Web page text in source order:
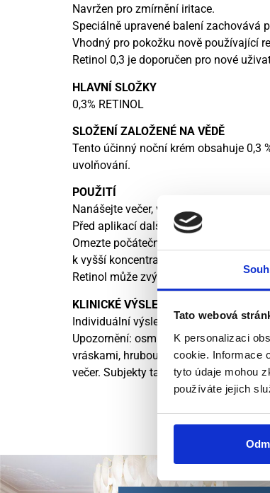
Tato webová
K personalizaci
cookie. Informace
tyto údaje mohou
používáte jejich
Navržen pro zmírnění iritace.
Speciálně upravené balení zachovává
Vhodný pro pokožku nově používající
Retinol 0,3 je doporučen pro nové
HLAVNÍ SLOŽKY
0,3% RETINOL
SLOŽENÍ ZALOŽENÉ NA VĚDĚ
Tento účinný noční krém obsahuje 0,3
uvolňování.
POUŽITÍ
Nanášejte večer, v množství o velikosti
Před aplikací dalších přípravků péče o
Omezte počáteční použití na jednou
k vyšší koncentraci retinolu je důležité
Retinol může zvýšit fotosenzitivitu. Při
KLINICKÉ VÝSLEDKY
Individuální výsledky se mohou lišit.
Upozornění: osmitýdenní klinická
vráskami, hrubou strukturou pokožky,
večer. Subjekty také používaly